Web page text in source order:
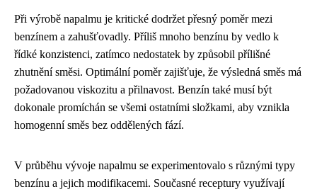
Při výrobě napalmu je kritické dodržet přesný poměr mezi
benzínem a zahušťovadly. Příliš mnoho benzínu by vedlo k
řídké konzistenci, zatímco nedostatek by způsobil přílišné
zhutnění směsi. Optimální poměr zajišťuje, že výsledná směs má
požadovanou viskozitu a přilnavost. Benzín také musí být
dokonale promíchán se všemi ostatními složkami, aby vznikla
homogenní směs bez oddělených fází.
V průběhu vývoje napalmu se experimentovalo s různými typy
benzínu a jejich modifikacemi. Současné receptury využívají